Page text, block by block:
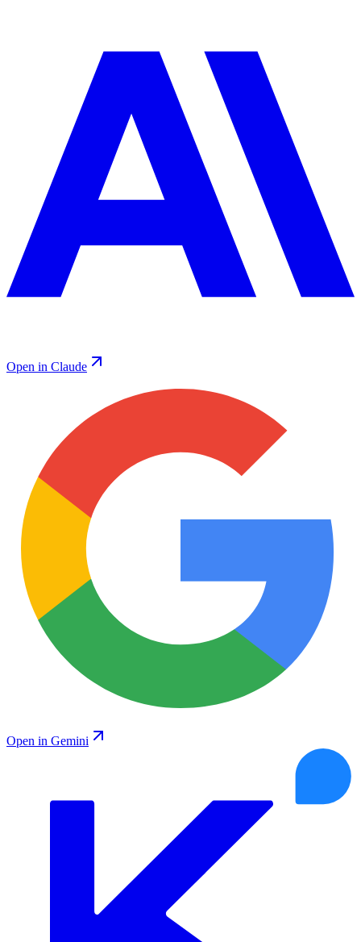
Open in Claude
Open in Gemini